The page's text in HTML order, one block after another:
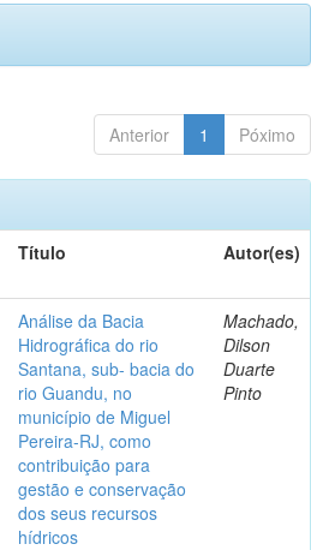
Anterior 1 Póximo
Título Autor(es)
Análise da Bacia
Hidrográfica do rio
Santana, sub- bacia do
rio Guandu, no
município de Miguel
Pereira-RJ, como
contribuição para
gestão e conservação
dos seus recursos
hídricos
Machado,
Dilson
Duarte
Pinto